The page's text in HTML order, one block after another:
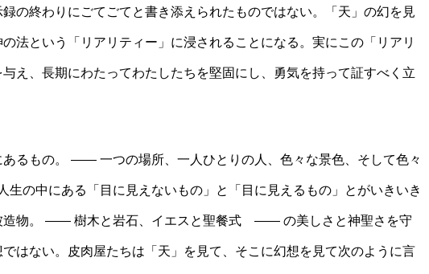
の終わりにごてごてと書き添えられたものではない。「天」の幻を見
法という「リアリティー」に浸されることになる。実にこの「リアリ
え、長期にわたってわたしたちを堅固にし、勇気を持って証すべく立
るもの。 ―― 一つの場所、一人ひとりの人、色々な景色、そして色々
の中にある「目に見えないもの」と「目に見えるもの」とがいきいき
造物。 ―― 樹木と岩石、イエスと聖餐式 ―― の美しさと神聖さを守
はない。皮肉屋たちは「天」を見て、そこに幻想を見て次のように言